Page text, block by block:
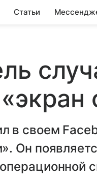
Статьи
в своем
Он